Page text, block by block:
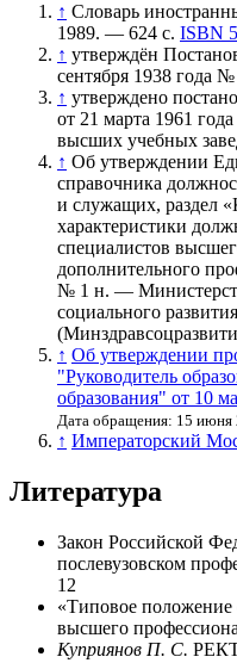
↑ Словарь
1989. — 624 с. ISBN
↑ утверждён
сентября 1938 года
↑ утверждено
от 21 марта 1961
высших учебных
↑ Об утверждении
справочника
и служащих, раздел
характеристики
специалистов
дополнительного
№ 1 н. —
социального
↑ Об утверждении
"Руководитель
образования" от 10
Дата обращения: 15 июня
↑ Императорский
Литература
Закон Российской
послевузовском
12
«Типовое положение
высшего
Куприянов П. С.